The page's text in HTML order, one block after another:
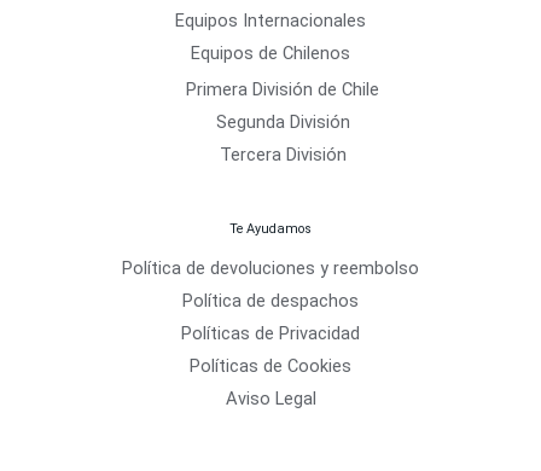
Equipos Internacionales
Equipos de Chilenos
Primera División de Chile
Segunda División
Tercera División
Te Ayudamos
Política de devoluciones y reembolso
Política de despachos
Políticas de Privacidad
Políticas de Cookies
Aviso Legal